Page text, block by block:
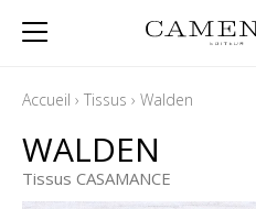
Accueil › Tissus › Walden
WALDEN
Tissus CASAMANCE